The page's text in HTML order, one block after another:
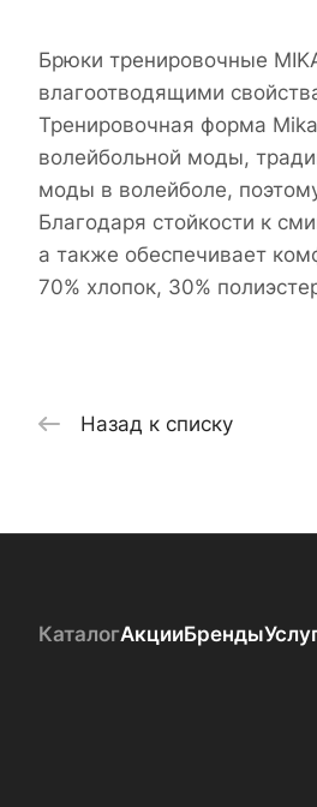
Брюки тренировочные
влагоотводящими
Тренировочная форма
волейбольной моды,
моды в волейболе,
Благодаря стойкости к
а также обеспечивает
70% хлопок, 30%
Назад к списку
КаталогАкцииБренды